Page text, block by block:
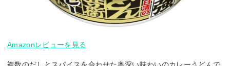
Amazonレビューを見る
複数のだしとスパイスを合わせた奥深い味わいのカレーうどんで